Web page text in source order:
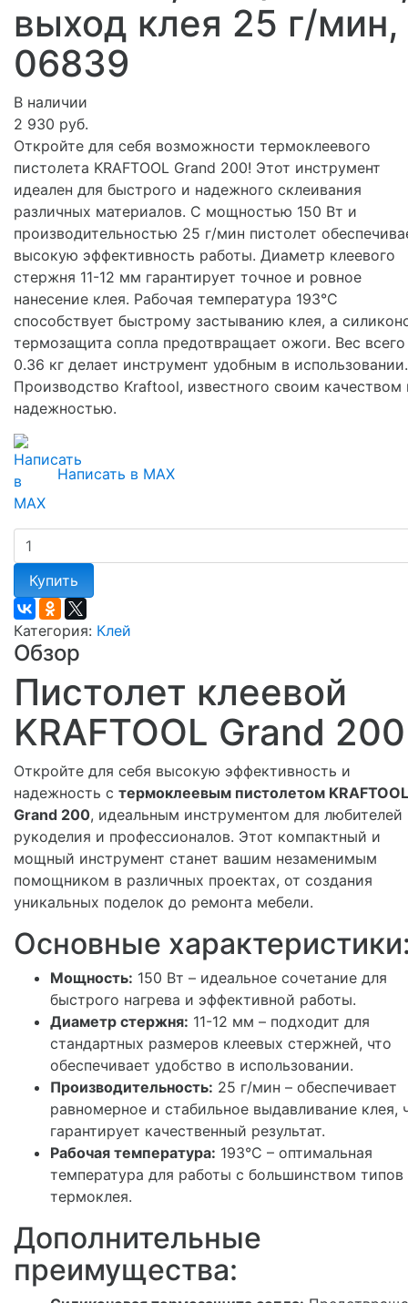
выход клея 25 г/мин,
06839
В наличии
2 930 руб.
Откройте для себя возможности термоклеевого
пистолета KRAFTOOL Grand 200! Этот инструмент
идеален для быстрого и надежного склеивания
различных материалов. С мощностью 150 Вт и
производительностью 25 г/мин пистолет
высокую эффективность работы. Диаметр клеевого
стержня 11-12 мм гарантирует точное и ровное
нанесение клея. Рабочая температура 193°C
способствует быстрому застыванию клея, а
термозащита сопла предотвращает ожоги. Вес всего
0.36 кг делает инструмент удобным в использовании.
Производство Kraftool, известного своим качеством
надежностью.
Написать в MAX
Купить
Категория: Клей
Обзор
Пистолет клеевой
KRAFTOOL Grand 200
Откройте для себя высокую эффективность и
надежность с термоклеевым пистолетом KRAFTOOL
Grand 200, идеальным инструментом для любителей
рукоделия и профессионалов. Этот компактный и
мощный инструмент станет вашим незаменимым
помощником в различных проектах, от создания
уникальных поделок до ремонта мебели.
Основные
Мощность: 150 Вт – идеальное сочетание для
быстрого нагрева и эффективной работы.
Диаметр стержня: 11-12 мм – подходит для
стандартных размеров клеевых стержней, что
обеспечивает удобство в использовании.
Производительность: 25 г/мин – обеспечивает
равномерное и стабильное выдавливание клея,
гарантирует качественный результат.
Рабочая температура: 193°C – оптимальная
температура для работы с большинством типов
термоклея.
Дополнительные
преимущества: